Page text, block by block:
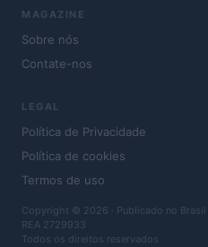
MAGAZINE
Sobre nós
Contate-nos
LEGAL
Política de Privacidade
Política de cookies
Termos de uso
Copyright © 2026 · Publicado no
REA 2729933
Todos os direitos reservados